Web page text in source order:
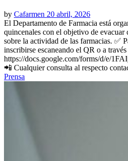
by Cafarmen 20 abril, 2026
El Departamento de Farmacia está
quincenales con el objetivo de evacuar
sobre la actividad de las farmacias. ✅
inscribirse escaneando el QR o a
https://docs.google.com/forms/d/e/
📲 Cualquier consulta al respecto
Prensa